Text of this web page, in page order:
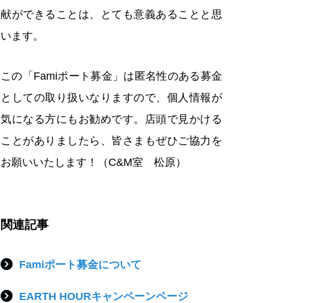
献ができることは、とても意義あることと思
います。
この「Famiポート募金」は匿名性のある募金
としての取り扱いなりますので、個人情報が
気になる方にもお勧めです。店頭で見かける
ことがありましたら、皆さまもぜひご協力を
お願いいたします！（C&M室 松原）
関連記事
Famiポート募金について
EARTH HOURキャンペーンページ